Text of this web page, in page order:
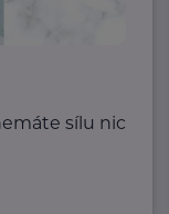
sílu nic